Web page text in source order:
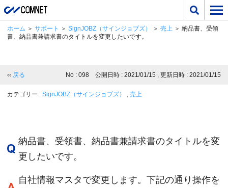
ホーム ＞ サポート ＞ SignJOBZ（サインジョブズ） ＞ 売上 ＞ 納品書、受領
書、納品書兼請求書のタイトルを変更したいです。
‹‹ 戻る No : 098 公開日時 : 2021/01/15 , 更新日時 : 2021/01/15
カテゴリー : SignJOBZ（サインジョブズ） , 売上
納品書、受領書、納品書兼請求書のタイトルを変
更したいです。
自社情報マスタで変更します。下記の通り操作を